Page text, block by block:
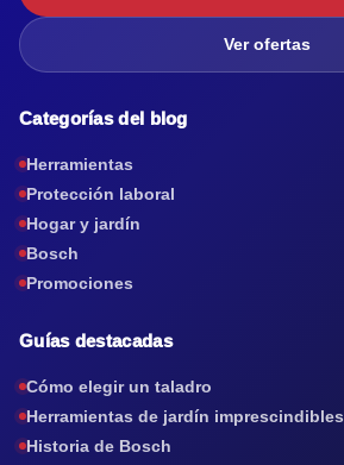
Ver ofertas
Categorías del blog
Herramientas
Protección laboral
Hogar y jardín
Bosch
Promociones
Guías destacadas
Cómo elegir un taladro
Herramientas de jardín imprescindibles
Historia de Bosch